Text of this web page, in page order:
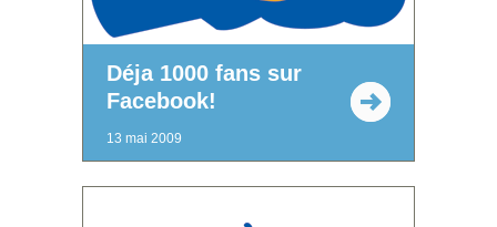
Déja 1000 fans sur
Facebook!
13 mai 2009